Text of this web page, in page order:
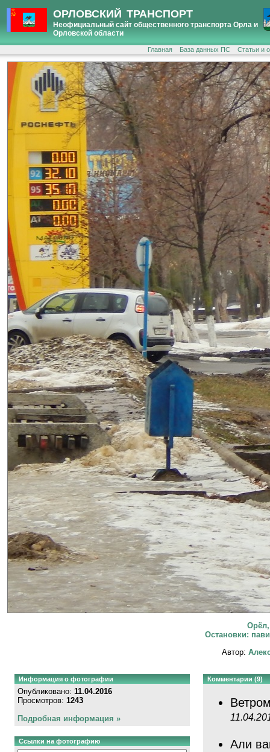
ОРЛОВСКИЙ ТРАНСПОРТ
Неофициальный сайт общественного транспорта Орла и
Орловской области
Главная База данных ПС Статьи и
Остановки:
Автор:
Информация о фотографии
Опубликовано: 11.04.2016
Просмотров: 1243
Подробная информация »
Ссылки на фотографию
Комментарии (9)
Али